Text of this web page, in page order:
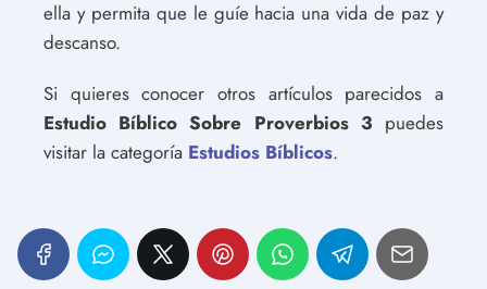
ella y permita que le guíe hacia una vida de paz y
descanso.
Si quieres conocer otros artículos parecidos a
Estudio Bíblico Sobre Proverbios 3 puedes
visitar la categoría Estudios Bíblicos.